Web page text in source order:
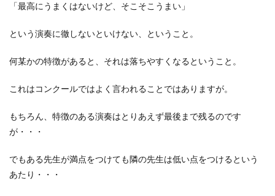
「最高にうまくはないけど、そこそこうまい」
という演奏に徹しないといけない、ということ。
何某かの特徴があると、それは落ちやすくなるということ。
これはコンクールではよく言われることではありますが。
もちろん、特徴のある演奏はとりあえず最後まで残るのです
が・・・
でもある先生が満点をつけても隣の先生は低い点をつけるという
あたり・・・